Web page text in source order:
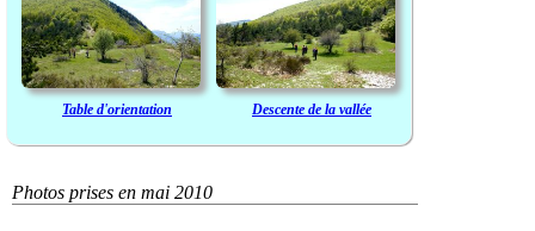
Table d'orientation Descente de la vallée
Photos prises en mai 2010